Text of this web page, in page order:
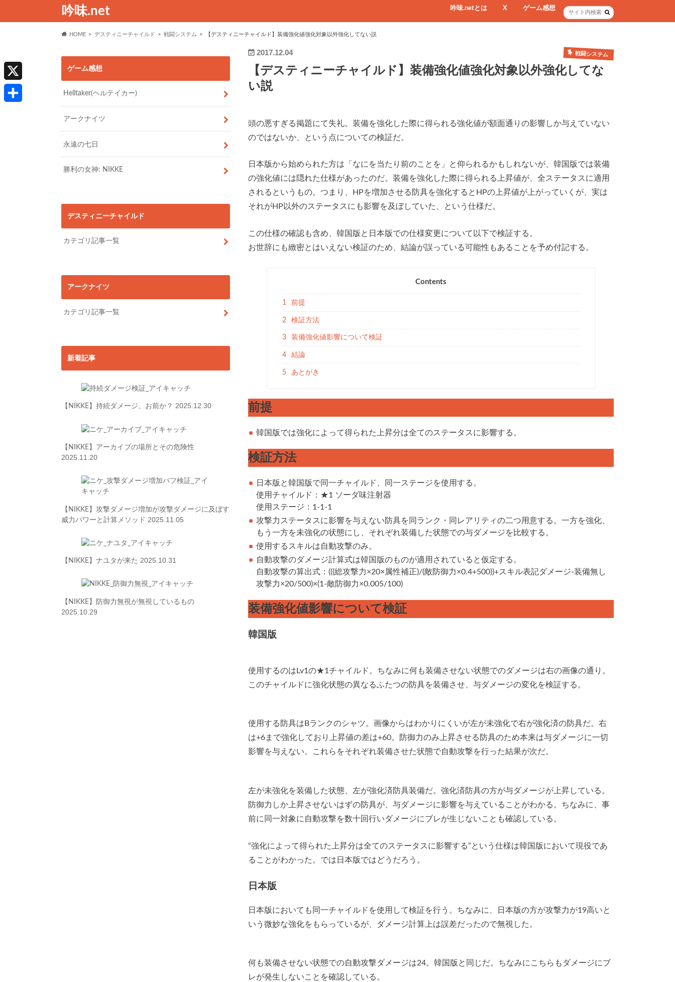
吟味.net 吟味.netとは X ゲーム感想
HOME デスティニーチャイルド 戦闘システム 【デスティニーチャイルド】装備強化値強化対象以外強化してない説
2017.12.04 戦闘システム
【デスティニーチャイルド】装備強化値強化対象以外強化してな
い説
頭の悪すぎる掲題にて失礼。装備を強化した際に得られる強化値が額面通りの影響しか与えていない
のではないか、という点についての検証だ。
日本版から始められた方は「なにを当たり前のことを」と仰られるかもしれないが、韓国版では装備
の強化値には隠れた仕様があったのだ。装備を強化した際に得られる上昇値が、全ステータスに適用
されるというもの。つまり、HPを増加させる防具を強化するとHPの上昇値が上がっていくが、実は
それがHP以外のステータスにも影響を及ぼしていた、という仕様だ。
この仕様の確認も含め、韓国版と日本版での仕様変更について以下で検証する。
お世辞にも緻密とはいえない検証のため、結論が誤っている可能性もあることを予め付記する。
Contents
1 前提
2 検証方法
3 装備強化値影響について検証
4 結論
5 あとがき
前提
韓国版では強化によって得られた上昇分は全てのステータスに影響する。
検証方法
日本版と韓国版で同一チャイルド、同一ステージを使用する。
使用チャイルド：★1 ソーダ味注射器
使用ステージ：1-1-1
攻撃力ステータスに影響を与えない防具を同ランク・同レアリティの二つ用意する。一方を強化、
もう一方を未強化の状態にし、それぞれ装備した状態での与ダメージを比較する。
使用するスキルは自動攻撃のみ。
自動攻撃のダメージ計算式は韓国版のものが適用されていると仮定する。
自動攻撃の算出式：(((総攻撃力×20×属性補正)/(敵防御力×0.4+500))+スキル表記ダメージ-装備無し
攻撃力×20/500)×(1-敵防御力×0.005/100)
装備強化値影響について検証
韓国版
使用するのはLv1の★1チャイルド。ちなみに何も装備させない状態でのダメージは右の画像の通り。
このチャイルドに強化状態の異なるふたつの防具を装備させ、与ダメージの変化を検証する。
使用する防具はBランクのシャツ。画像からはわかりにくいが左が未強化で右が強化済の防具だ。右
は+6まで強化しており上昇値の差は+60。防御力のみ上昇させる防具のため本来は与ダメージに一切
影響を与えない。これらをそれぞれ装備させた状態で自動攻撃を行った結果が次だ。
左が未強化を装備した状態、左が強化済防具装備だ。強化済防具の方が与ダメージが上昇している。
防御力しか上昇させないはずの防具が、与ダメージに影響を与えていることがわかる。ちなみに、事
前に同一対象に自動攻撃を数十回行いダメージにブレが生じないことも確認している。
“強化によって得られた上昇分は全てのステータスに影響する”という仕様は韓国版において現役であ
ることがわかった。では日本版ではどうだろう。
日本版
日本版においても同一チャイルドを使用して検証を行う。ちなみに、日本版の方が攻撃力が19高いと
いう微妙な強化をもらっているが、ダメージ計算上は誤差だったので無視した。
何も装備させない状態での自動攻撃ダメージは24。韓国版と同じだ。ちなみにこちらもダメージにブ
レが発生しないことを確認している。
ゲーム感想
Helltaker(ヘルテイカー)
アークナイツ
永遠の七日
勝利の女神: NIKKE
デスティニーチャイルド
カテゴリ記事一覧
アークナイツ
カテゴリ記事一覧
新着記事
【NIKKE】持続ダメージ、お前か？ 2025.12.30
【NIKKE】アーカイブの場所とその危険性
2025.11.20
【NIKKE】攻撃ダメージ増加が攻撃ダメージに及ぼす
威力パワーと計算メソッド 2025.11.05
【NIKKE】ナユタが来た 2025.10.31
【NIKKE】防御力無視が無視しているもの
2025.10.29